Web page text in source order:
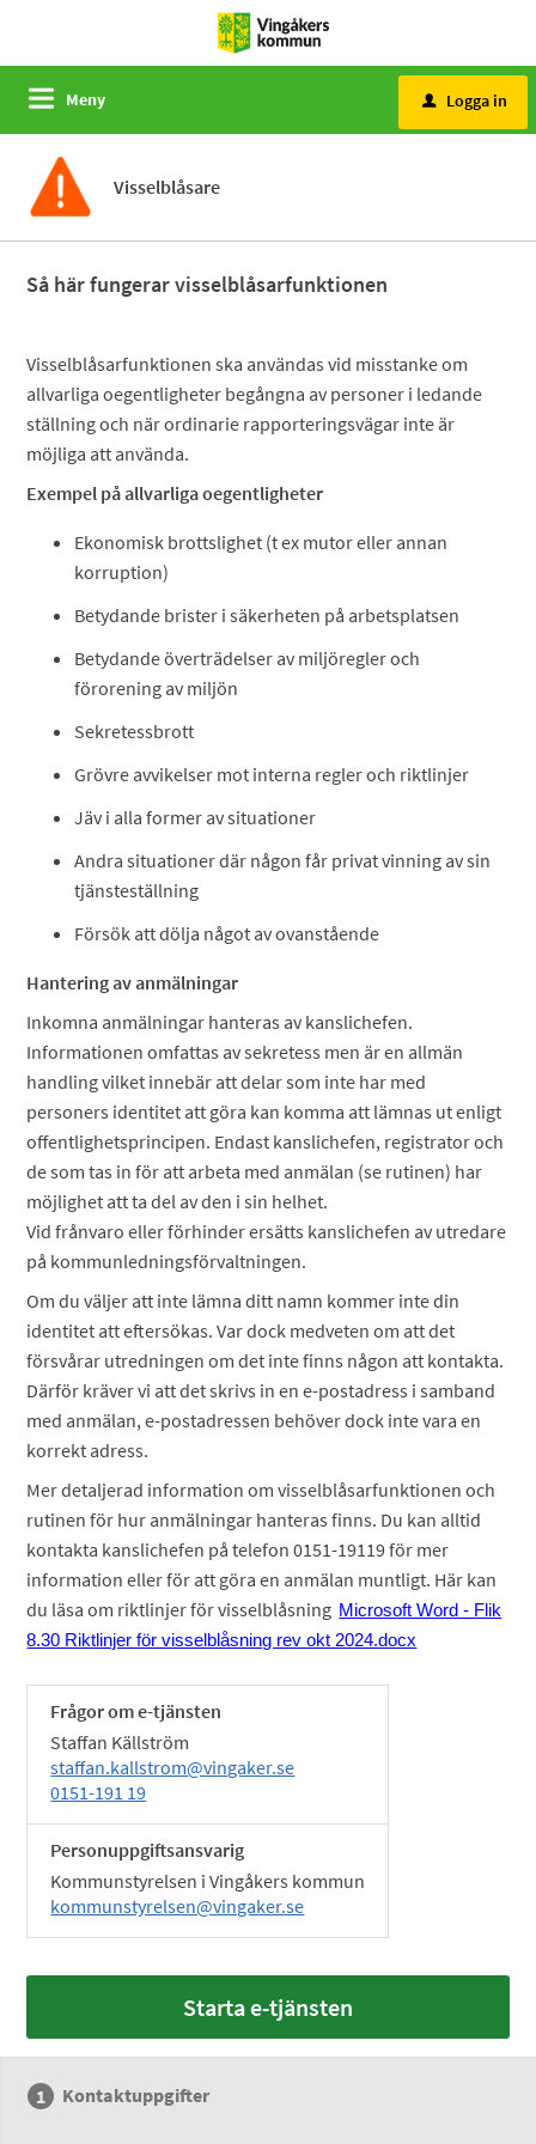
Meny u Logga in
Visselblåsare
Så här fungerar visselblåsarfunktionen
Visselblåsarfunktionen ska användas vid misstanke om
allvarliga oegentligheter begångna av personer i ledande
ställning och när ordinarie rapporteringsvägar inte är
möjliga att använda.
Exempel på allvarliga oegentligheter
Ekonomisk brottslighet (t ex mutor eller annan
korruption)
Betydande brister i säkerheten på arbetsplatsen
Betydande överträdelser av miljöregler och
förorening av miljön
Sekretessbrott
Grövre avvikelser mot interna regler och riktlinjer
Jäv i alla former av situationer
Andra situationer där någon får privat vinning av sin
tjänsteställning
Försök att dölja något av ovanstående
Hantering av anmälningar
Inkomna anmälningar hanteras av kanslichefen.
Informationen omfattas av sekretess men är en allmän
handling vilket innebär att delar som inte har med
personers identitet att göra kan komma att lämnas ut enligt
offentlighetsprincipen. Endast kanslichefen, registrator och
de som tas in för att arbeta med anmälan (se rutinen) har
möjlighet att ta del av den i sin helhet.
Vid frånvaro eller förhinder ersätts kanslichefen av utredare
på kommunledningsförvaltningen.
Om du väljer att inte lämna ditt namn kommer inte din
identitet att eftersökas. Var dock medveten om att det
försvårar utredningen om det inte finns någon att kontakta.
Därför kräver vi att det skrivs in en e-postadress i samband
med anmälan, e-postadressen behöver dock inte vara en
korrekt adress.
Mer detaljerad information om visselblåsarfunktionen och
rutinen för hur anmälningar hanteras finns. Du kan alltid
kontakta kanslichefen på telefon 0151-19119 för mer
information eller för att göra en anmälan muntligt. Här kan
du läsa om riktlinjer för visselblåsning Microsoft Word - Flik
8.30 Riktlinjer för visselblåsning rev okt 2024.docx
Frågor om e-tjänsten
Staffan Källström
staffan.kallstrom@vingaker.se
0151-191 19
Personuppgiftsansvarig
Kommunstyrelsen i Vingåkers kommun
kommunstyrelsen@vingaker.se
Starta e-tjänsten
Kontaktuppgifter